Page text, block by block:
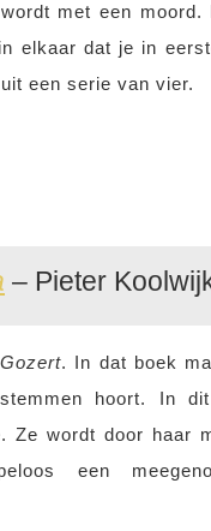
met een moord.
elkaar dat je in
een serie van vier.
– Pieter
Gozert. In dat boek
hoort. In
Ze wordt door haar
een